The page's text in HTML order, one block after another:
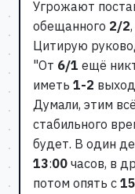
Угрожают
обещанного 2/2
Цитирую
"От 6/1 ещё
иметь 1-2
Думали, этим
стабильного
будет. В один
13:00 часов, в
потом опять с 15